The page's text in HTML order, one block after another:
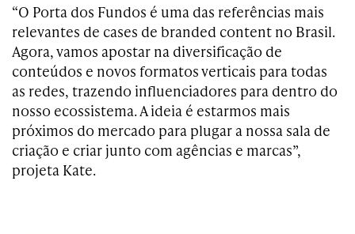
“O Porta dos Fundos é uma das referências mais
relevantes de cases de branded content no Brasil.
Agora, vamos apostar na diversificação de
conteúdos e novos formatos verticais para todas
as redes, trazendo influenciadores para dentro do
nosso ecossistema. A ideia é estarmos mais
próximos do mercado para plugar a nossa sala de
criação e criar junto com agências e marcas”,
projeta Kate.